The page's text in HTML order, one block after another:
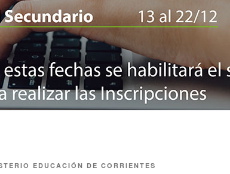
EDUCACIÓN DE CORRIENTES